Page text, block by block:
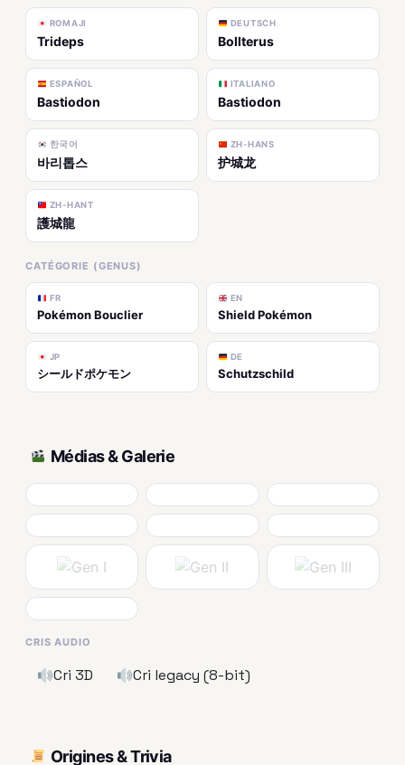
ROMAJI
Trideps
DEUTSCH
Bollterus
ESPAÑOL
Bastiodon
ITALIANO
Bastiodon
한국어
바리톱스
ZH-HANS
护城龙
ZH-HANT
護城龍
CATÉGORIE (GENUS)
FR
Pokémon Bouclier
EN
Shield Pokémon
JP
シールドポケモン
DE
Schutzschild
Médias & Galerie
CRIS AUDIO
Cri 3D Cri legacy (8-bit)
Origines & Trivia